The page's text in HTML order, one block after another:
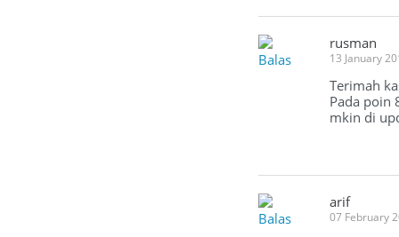
Balas
rusman
13 January
Terimah
Pada poin
mkin di
Balas
arif
07 February